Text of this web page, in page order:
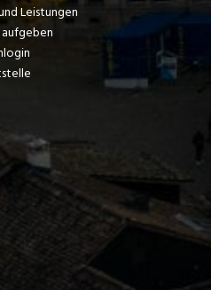
Leistungen